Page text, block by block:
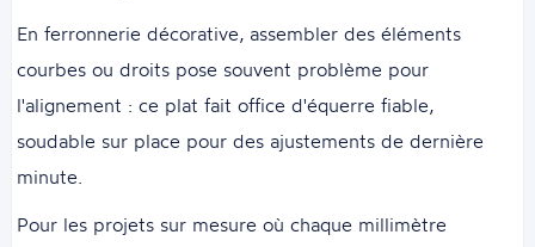
En ferronnerie décorative, assembler des éléments
courbes ou droits pose souvent problème pour
l'alignement : ce plat fait office d'équerre fiable,
soudable sur place pour des ajustements de dernière
minute.
Pour les projets sur mesure où chaque millimètre